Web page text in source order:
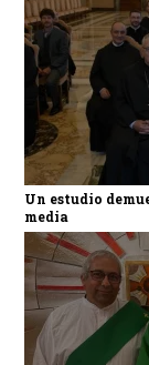
Un estudio
media